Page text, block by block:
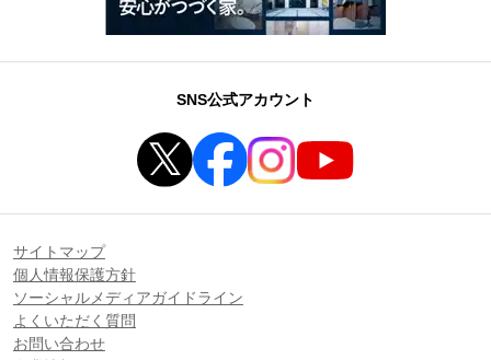
SNS公式アカウント
サイトマップ
個人情報保護方針
ソーシャルメディアガイドライン
よくいただく質問
お問い合わせ